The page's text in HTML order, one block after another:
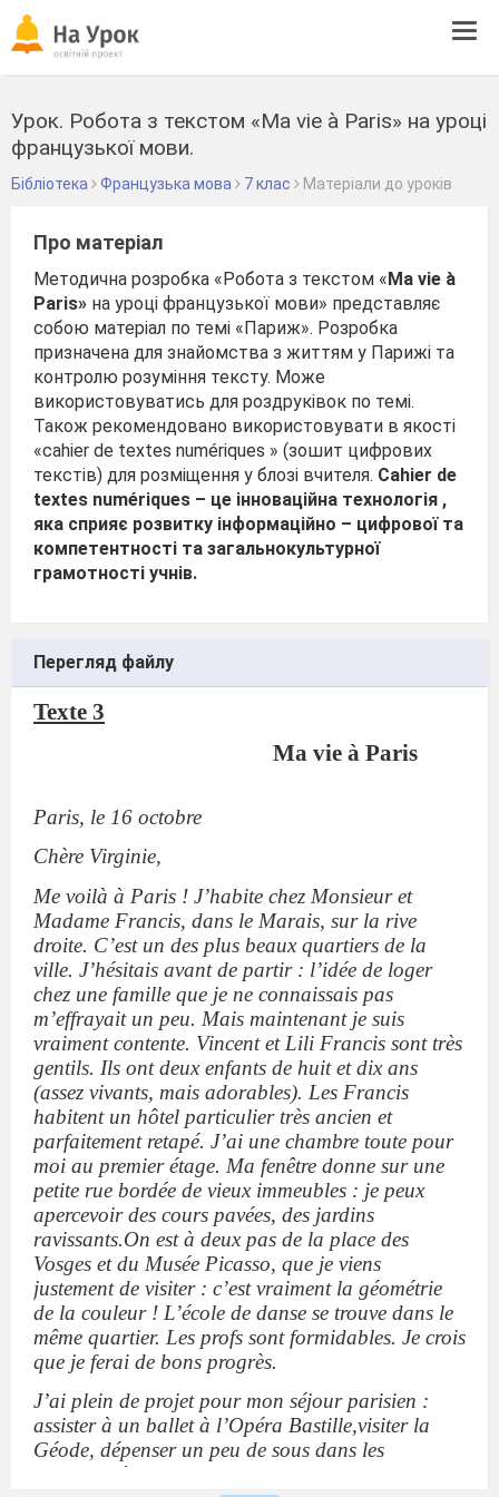
Урок. Робота з текстом «Ma vie à Paris» на уроці
французької мови.
Бібліотека Французька мова 7 клас Матеріали до уроків
Про матеріал
Методична розробка «Робота з текстом «Ma vie à
Paris» на уроці французької мови» представляє
собою матеріал по темі «Париж». Розробка
призначена для знайомства з життям у Парижі та
контролю розуміння тексту. Може
використовуватись для роздруківок по темі.
Також рекомендовано використовувати в якості
«cahier de textes numériques » (зошит цифрових
текстів) для розміщення у блозі вчителя. Cahier de
textes numériques – це інноваційна технологія ,
яка сприяє розвитку інформаційно – цифрової та
компетентності та загальнокультурної
грамотності учнів.
Перегляд файлу
Texte 3
Ma vie à Paris
Paris, le 16 octobre
Chère Virginie,
Me voilà à Paris ! J’habite chez Monsieur et
Madame Francis, dans le Marais, sur la rive
droite. C’est un des plus beaux quartiers de la
ville. J’hésitais avant de partir : l’idée de loger
chez une famille que je ne connaissais pas
m’effrayait un peu. Mais maintenant je suis
vraiment contente. Vincent et Lili Francis sont très
gentils. Ils ont deux enfants de huit et dix ans
(assez vivants, mais adorables). Les Francis
habitent un hôtel particulier très ancien et
parfaitement retapé. J’ai une chambre toute pour
moi au premier étage. Ma fenêtre donne sur une
petite rue bordée de vieux immeubles : je peux
apercevoir des cours pavées, des jardins
ravissants.On est à deux pas de la place des
Vosges et du Musée Picasso, que je viens
justement de visiter : c’est vraiment la géométrie
de la couleur ! L’école de danse se trouve dans le
même quartier. Les profs sont formidables. Je crois
que je ferai de bons progrès.
J’ai plein de projet pour mon séjour parisien :
assister à un ballet à l’Opéra Bastille,visiter la
Géode, dépenser un peu de sous dans les
magasins à la mode ...